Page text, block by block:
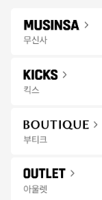
트렌디한 인기 스윔웨
콘텐츠 추천
Menu
무신사 앱 설치하고